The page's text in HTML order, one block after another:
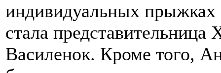
индивидуальных прыжках
стала
Василенок. Кроме того,